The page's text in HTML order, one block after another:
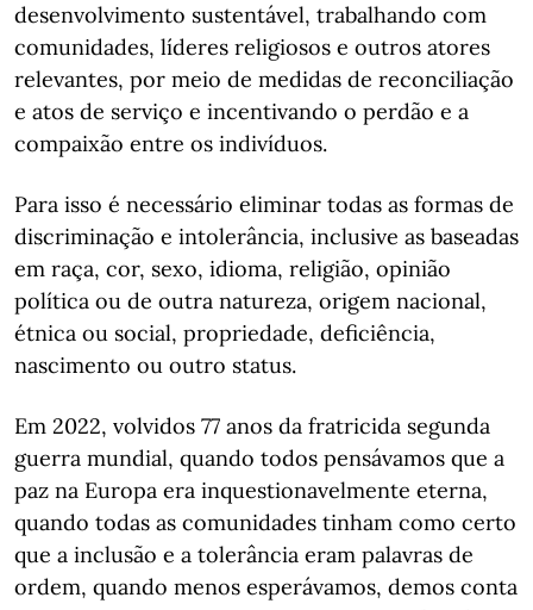
desenvolvimento sustentável, trabalhando com
comunidades, líderes religiosos e outros atores
relevantes, por meio de medidas de reconciliação
e atos de serviço e incentivando o perdão e a
compaixão entre os indivíduos.
Para isso é necessário eliminar todas as formas de
discriminação e intolerância, inclusive as baseadas
em raça, cor, sexo, idioma, religião, opinião
política ou de outra natureza, origem nacional,
étnica ou social, propriedade, deficiência,
nascimento ou outro status.
Em 2022, volvidos 77 anos da fratricida segunda
guerra mundial, quando todos pensávamos que a
paz na Europa era inquestionavelmente eterna,
quando todas as comunidades tinham como certo
que a inclusão e a tolerância eram palavras de
ordem, quando menos esperávamos, demos conta